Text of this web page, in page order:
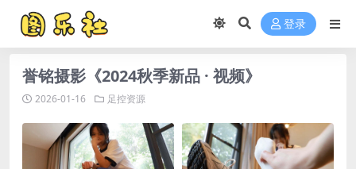
登录
誉铭摄影《2024秋季新品 · 视频》
2026-01-16 足控资源